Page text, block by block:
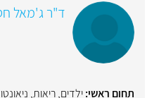
ד"ר ג'מאל
תחום ראשי:ילדים,ריאות,